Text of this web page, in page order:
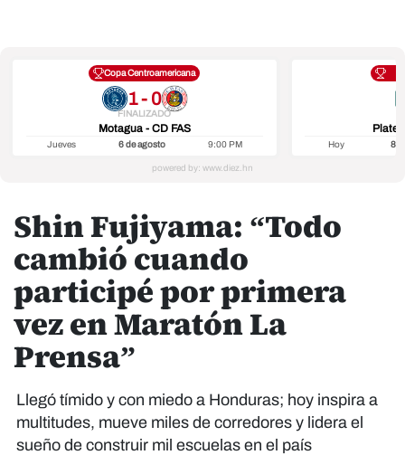
Copa Centroamericana
1 - 0
FINALIZADO
Motagua - CD FAS
Jueves 6 de agosto 9:00 PM Hoy 8
Shin Fujiyama: “Todo
cambió cuando
participé por primera
vez en Maratón La
Prensa”
Llegó tímido y con miedo a Honduras; hoy inspira a
multitudes, mueve miles de corredores y lidera el
sueño de construir mil escuelas en el país